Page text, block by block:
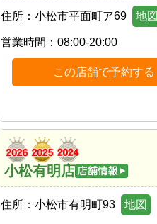
住所： 小松市平面町ア69 地図
営業時間： 08:00-20:00
この店舗で予約する
小松有明店
住所： 小松市有明町93 地図